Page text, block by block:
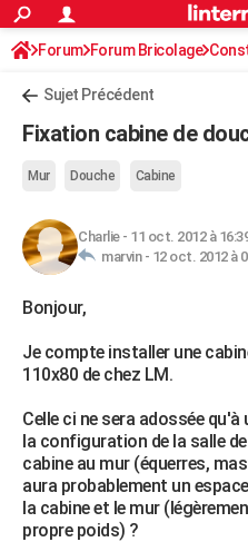
ACTUALITÉS
Politique
Société
Faits Divers
Education
Monde
Villes
+
Essais
Réserver un essai
Citadines
Berlines
SUV
Forum auto
+HIGH-TECH
BRICOLAGE
WEEK-END
Guides de France
Escapades
Patrimoine
Expositions
Musées
Week-end nature
Art de vivre
Bien-être
Loisirs
Mode
Modes de vie
SANTE
Alimentation
Guide de la santé
Maladies
Médicaments
Sommeil
VOYAGE
Destinations
Voyage nature
Voyage de noces
PHOTO
Forum Forum Bricolage
Sujet Précédent
Fixation cabine de
Mur Douche Cabine
Charlie- 11 oct. 2012 à
marvin - 12 oct. 2012 à
Bonjour,
Je compte installer une
110x80 de chez LM.
Celle ci ne sera adossée
la configuration de la salle
cabine au mur (équerres,
aura probablement un
la cabine et le mur
propre poids) ?